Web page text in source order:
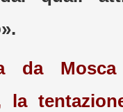
da
la